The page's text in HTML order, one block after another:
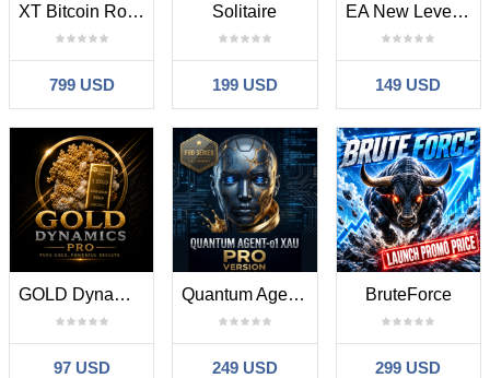
XT Bitcoin Robot MT5
799 USD
Solitaire
199 USD
EA New Level Trading
149 USD
GOLD Dynamics Pro
97 USD
Quantum Agent o1 XAU Pro
249 USD
BruteForce
299 USD